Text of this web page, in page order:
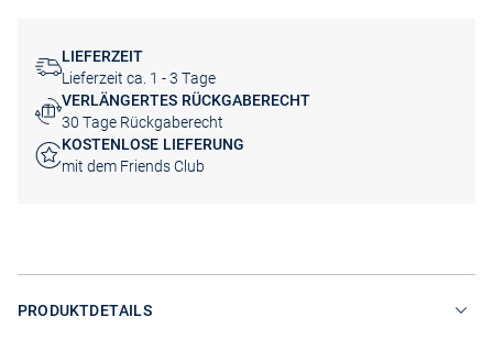
LIEFERZEIT
Lieferzeit ca. 1 - 3 Tage
VERLÄNGERTES RÜCKGABERECHT
30 Tage Rückgaberecht
KOSTENLOSE LIEFERUNG
mit dem Friends Club
PRODUKTDETAILS